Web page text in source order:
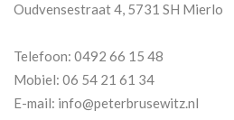
Oudvensestraat 4, 5731 SH Mierlo
Telefoon: 0492 66 15 48
Mobiel: 06 54 21 61 34
E-mail: info@peterbrusewitz.nl